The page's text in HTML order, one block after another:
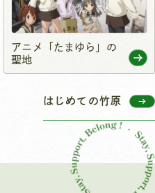
はじめての竹原
アニメ「たまゆら」の
聖地